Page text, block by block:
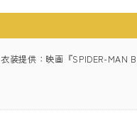
衣装提供：映画『SPIDER-MAN